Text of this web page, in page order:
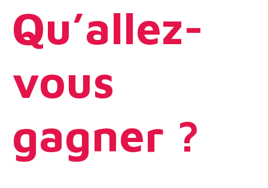
Qu’allez-
vous
gagner ?